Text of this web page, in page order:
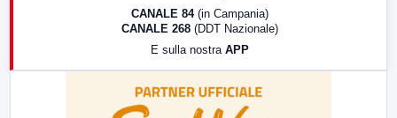
CANALE 84 (in Campania)
CANALE 268 (DDT Nazionale)
E sulla nostra APP